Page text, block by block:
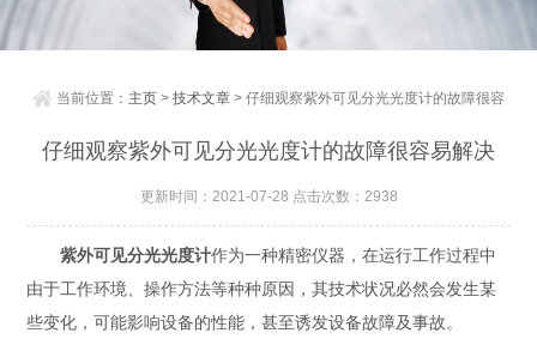
当前位置： 主页 >技术文章 > 仔细观察紫外可见分光光度计的故障很容
易解决
仔细观察紫外可见分光光度计的故障很容易解决
更新时间：2021-07-28 点击次数：2938
紫外可见分光光度计作为一种精密仪器，在运行工作过程中
由于工作环境、操作方法等种种原因，其技术状况必然会发生某
些变化，可能影响设备的性能，甚至诱发设备故障及事故。